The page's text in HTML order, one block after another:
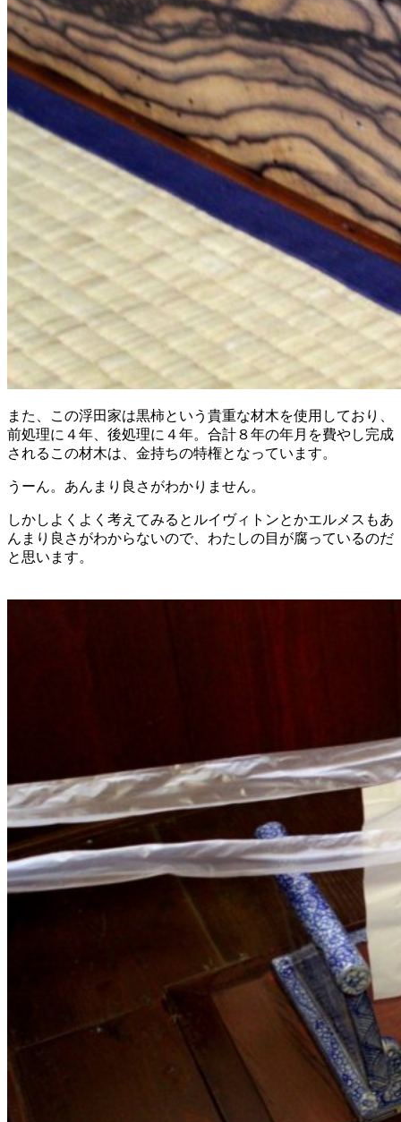
また、この浮田家は黒柿という貴重な材木を使用しており、
前処理に４年、後処理に４年。合計８年の年月を費やし完成
されるこの材木は、金持ちの特権となっています。
うーん。あんまり良さがわかりません。
しかしよくよく考えてみるとルイヴィトンとかエルメスもあ
んまり良さがわからないので、わたしの目が腐っているのだ
と思います。